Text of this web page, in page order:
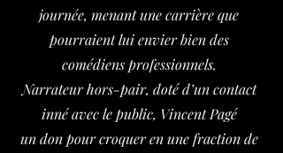
journée, menant une carrière que
pourraient lui envier bien des
comédiens professionnels.
Narrateur hors-pair, doté d’un contact
inné avec le public, Vincent Pagé
un don pour croquer en une fraction de